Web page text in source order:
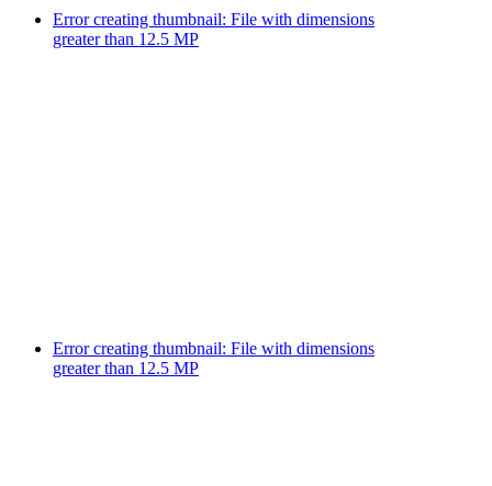
Error creating thumbnail: File with dimensions
greater than 12.5 MP
Error creating thumbnail: File with dimensions
greater than 12.5 MP